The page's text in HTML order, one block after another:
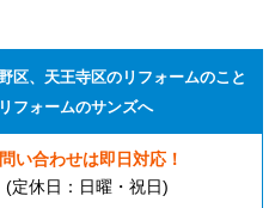
区、天王寺区のリフォームのこと
フォームのサンズへ
い合わせは即日対応！
休日：日曜・祝日)